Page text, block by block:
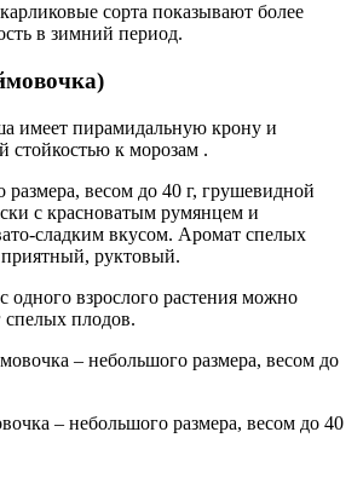
сорта показывают более
в зимний период.
имеет пирамидальную крону и
стойкостью к морозам .
весом до 40 г, грушевидной
с красноватым румянцем и
сладким вкусом. Аромат спелых
руктовый.
одного взрослого растения можно
спелых плодов.
– небольшого размера, весом до 40